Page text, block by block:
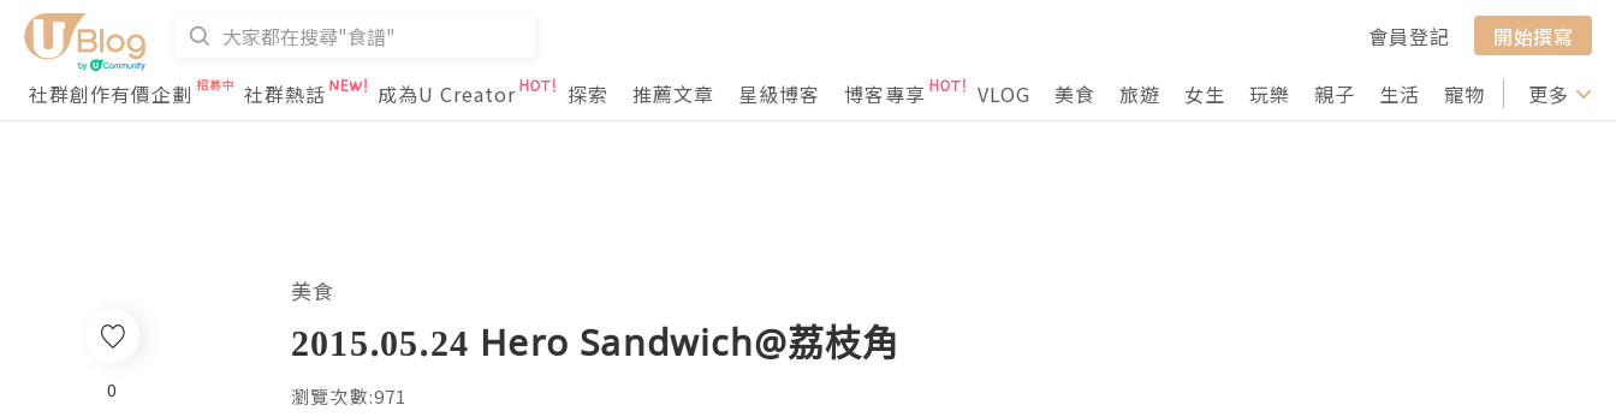
會員登記
開始撰寫
社群創作有價企劃
社群熱話 成為U Creator 探索 推薦文章 星級博客 博客專享 VLOG 美食 旅遊 女生 玩樂 親子 生活 寵物 行山 打卡
更多
0
美食
2015.05.24 Hero Sandwich@荔枝角
瀏覽次數:971